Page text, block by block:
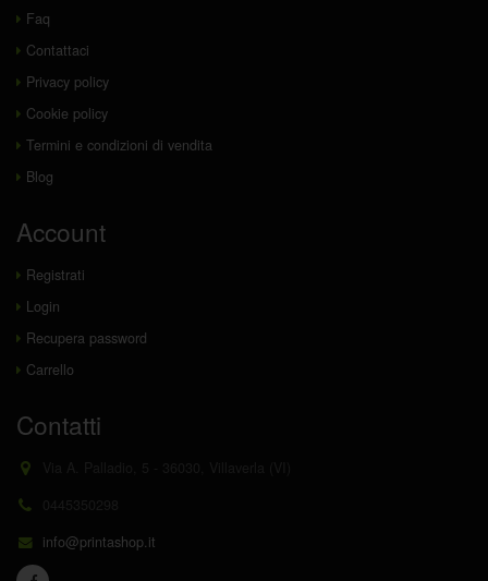
Faq
Contattaci
Privacy policy
Cookie policy
Termini e condizioni di vendita
Blog
Account
Registrati
Login
Recupera password
Carrello
Contatti
info@printashop.it